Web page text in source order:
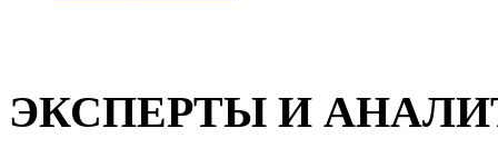
ЭКСПЕРТЫ И